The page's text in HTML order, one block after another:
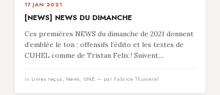
17 JAN 2021
[NEWS] NEWS DU DIMANCHE
Ces premières NEWS du dimanche de 2021 donnent
d’emblée le ton : offensifs l’édito et les textes de
CUHEL comme de Tristan Felix ! Suivent,...
in Livres reçus, News, UNE — par Fabrice Thumerel